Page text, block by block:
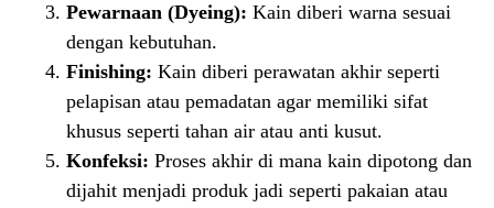
Pewarnaan (Dyeing): Kain diberi warna sesuai
dengan kebutuhan.
Finishing: Kain diberi perawatan akhir seperti
pelapisan atau pemadatan agar memiliki sifat
khusus seperti tahan air atau anti kusut.
Konfeksi: Proses akhir di mana kain dipotong dan
dijahit menjadi produk jadi seperti pakaian atau